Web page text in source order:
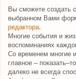
Вы сможете создать
выбранном Вами
редактора.
Многие события и
воспоминаниях
Со временем многие
главное –
далеко не всегда